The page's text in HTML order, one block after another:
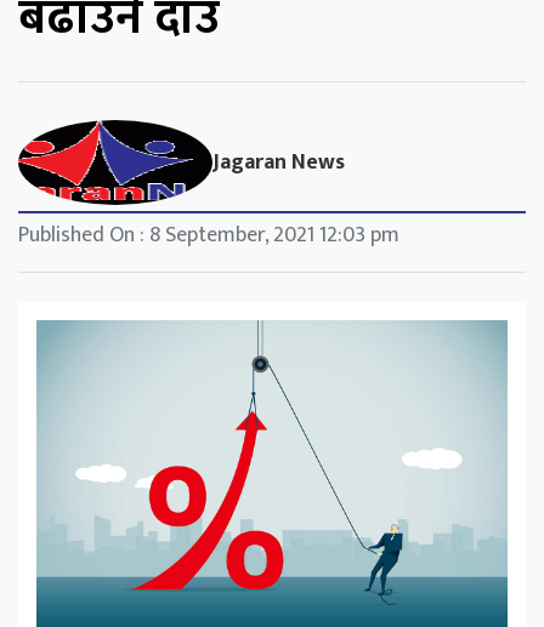
बढाउने दाउ
Jagaran News
Published On : 8 September, 2021 12:03 pm